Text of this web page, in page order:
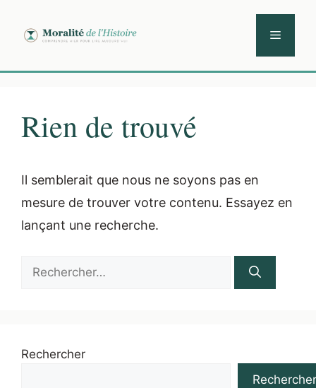
contenu
Menu
Rien de trouvé
Il semblerait que nous ne soyons pas en
mesure de trouver votre contenu. Essayez en
lançant une recherche.
Rechercher :
Rechercher
Rechercher